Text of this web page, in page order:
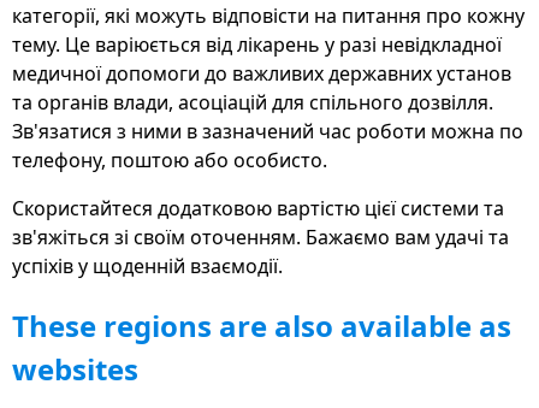
для кращого балансу між роботою та особистим
життям, доступна у вигляді безкоштовних
програм, веб-сайтів і програмного
забезпечення для ПК
У новому розділі «Ринок праці» подано багато
роботу в світі
Анімовані пояснювальні відео безпосередньо в
й вивчити німецьку мову
Тепер доступний також польською та чеською
категорії, які можуть відповісти на питання про кожну
тему. Це варіюється від лікарень у разі невідкладної
медичної допомоги до важливих державних установ
та органів влади, асоціацій для спільного дозвілля.
Зв'язатися з ними в зазначений час роботи можна по
телефону, поштою або особисто.
Скористайтеся додатковою вартістю цієї системи та
зв'яжіться зі своїм оточенням. Бажаємо вам удачі та
успіхів у щоденній взаємодії.
These regions are also available as
websites